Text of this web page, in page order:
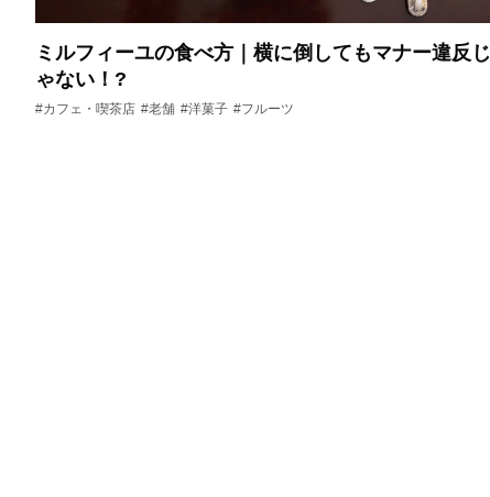
ミルフィーユの食べ方｜横に倒してもマナー違反じ
ゃない！?
#カフェ・喫茶店 #老舗 #洋菓子 #フルーツ